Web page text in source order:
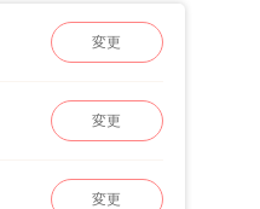
変更
変更
変更